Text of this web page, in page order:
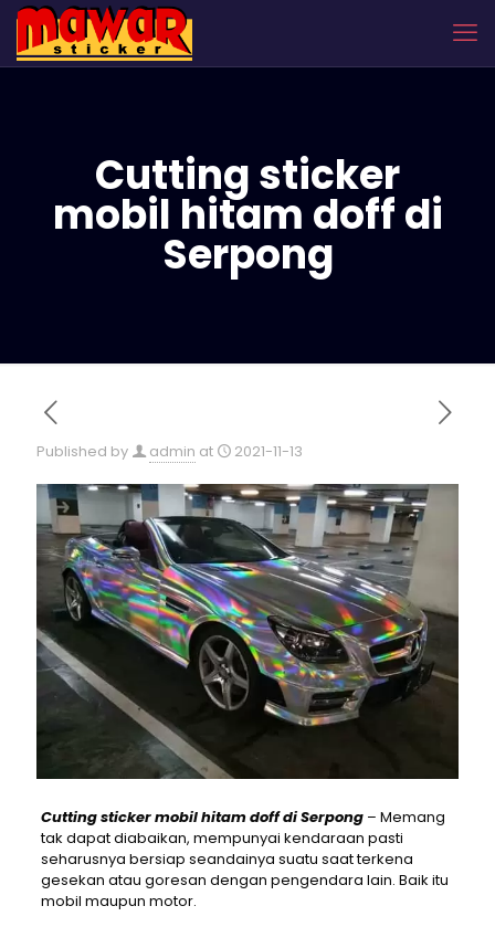
Cutting sticker
mobil hitam doff di
Serpong
Published by admin at 2021-11-13
Cutting sticker mobil hitam doff di Serpong– Memang
tak dapat diabaikan, mempunyai kendaraan pasti
seharusnya bersiap seandainya suatu saat terkena
gesekan atau goresan dengan pengendara lain. Baik itu
mobil maupun motor.